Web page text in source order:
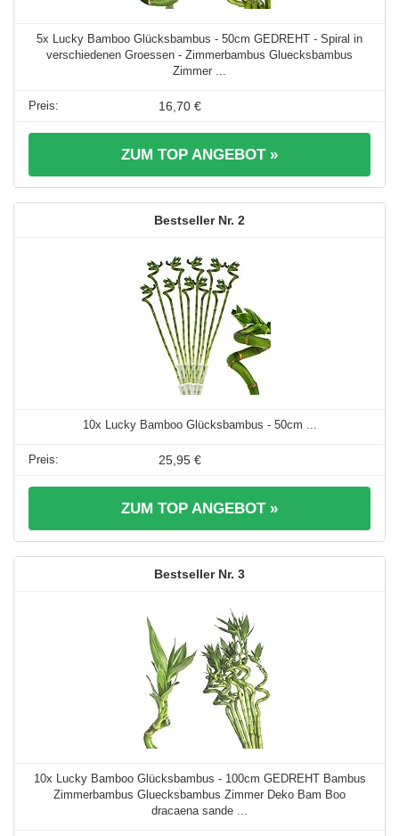
5x Lucky Bamboo Glücksbambus - 50cm GEDREHT - Spiral in
verschiedenen Groessen - Zimmerbambus Gluecksbambus
Zimmer ...
16,70 €
ZUM TOP ANGEBOT »
2
10x Lucky Bamboo Glücksbambus - 50cm ...
25,95 €
ZUM TOP ANGEBOT »
3
10x Lucky Bamboo Glücksbambus - 100cm GEDREHT Bambus
Zimmerbambus Gluecksbambus Zimmer Deko Bam Boo
dracaena sande ...